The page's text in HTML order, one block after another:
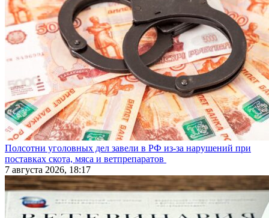
Полсотни уголовных дел завели в РФ из-за нарушений при
поставках скота, мяса и ветпрепаратов
7 августа 2026, 18:17